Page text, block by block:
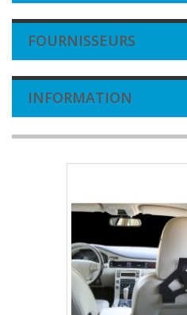
FOURNISSEURS
INFORMATION